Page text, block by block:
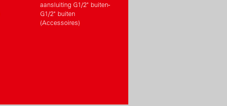
aansluiting G1/2" buiten-
G1/2" buiten
(Accessoires)